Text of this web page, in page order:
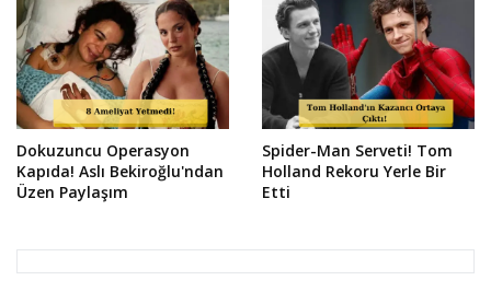
Dokuzuncu Operasyon
Kapıda! Aslı Bekiroğlu'ndan
Üzen Paylaşım
Spider-Man Serveti! Tom
Holland Rekoru Yerle Bir
Etti